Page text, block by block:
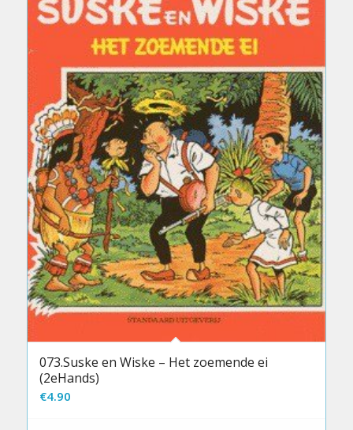
073.Suske en Wiske – Het zoemende ei
(2eHands)
€4.90